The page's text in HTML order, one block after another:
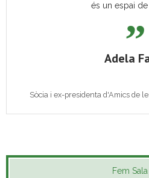
és un espai de
Adela
Sòcia i ex-presidenta d'Amics de
Fem Sala